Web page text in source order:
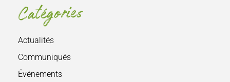
Catégories
Actualités
Communiqués
Événements